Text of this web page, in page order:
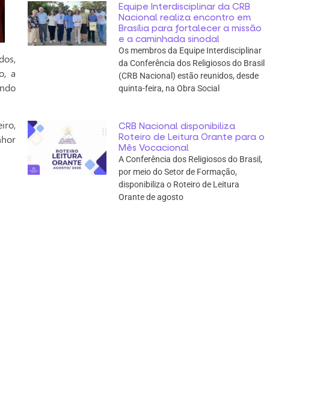
a
Equipe Interdisciplinar da CRB
Nacional realiza encontro em
Brasília para fortalecer a missão
e a caminhada sinodal
Os membros da Equipe Interdisciplinar
da Conferência dos Religiosos do Brasil
(CRB Nacional) estão reunidos, desde
quinta-feira, na Obra Social
CRB Nacional disponibiliza
Roteiro de Leitura Orante para o
Mês Vocacional
A Conferência dos Religiosos do Brasil,
por meio do Setor de Formação,
disponibiliza o Roteiro de Leitura
Orante de agosto